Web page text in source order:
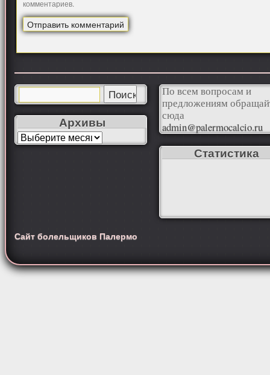
комментариев.
Архивы
По всем вопросам и
предложениям
сюда
admin@palermocalcio.ru
Статистика
Сайт болельщиков Палермо